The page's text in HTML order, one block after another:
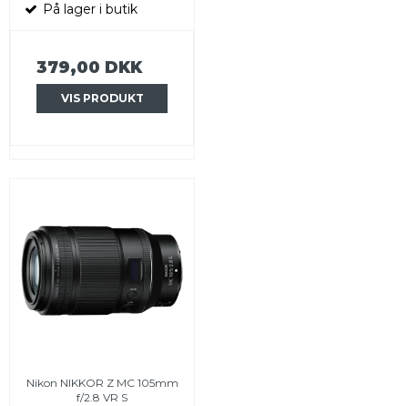
På lager i butik
379,00 DKK
VIS PRODUKT
Nikon NIKKOR Z MC 105mm
f/2.8 VR S